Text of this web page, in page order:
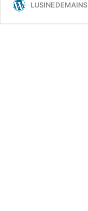
LUSINEDEMAINS